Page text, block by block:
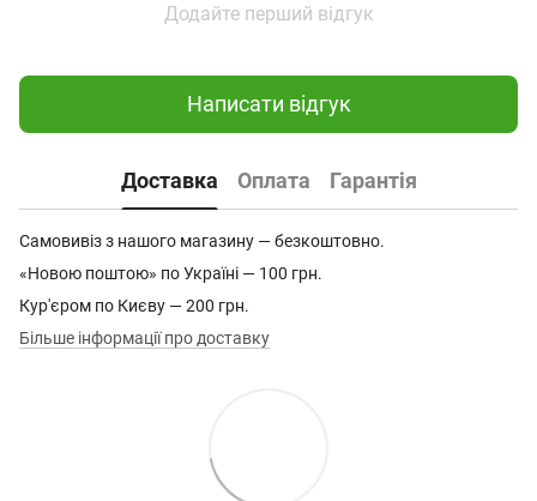
Додайте перший відгук
Написати відгук
Доставка Оплата Гарантія
Самовивіз з нашого магазину — безкоштовно.
«Новою поштою» по Україні — 100 грн.
Кур'єром по Києву — 200 грн.
Більше інформації про доставку